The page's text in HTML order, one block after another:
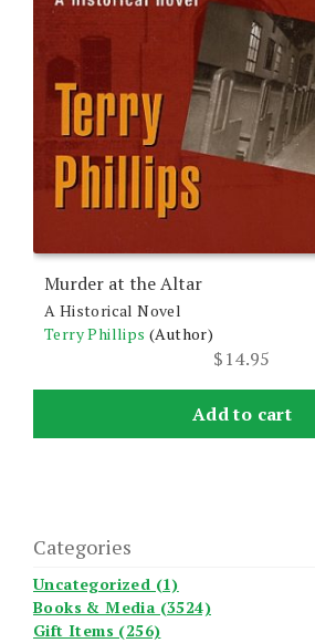
Murder at the Altar
A Historical Novel
Terry Phillips (Author)
$14.95
Add to cart
Categories
Uncategorized (1)
Books & Media (3524)
Gift Items (256)